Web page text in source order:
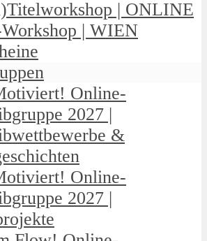
| ONLINE
| WIEN
Online-
2027 |
&
Online-
2027 |